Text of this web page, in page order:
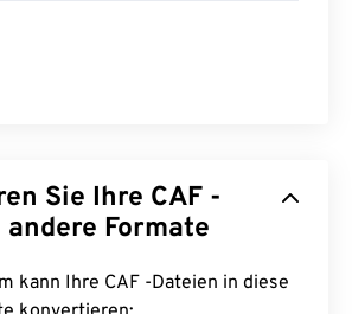
Ihre CAF -
Formate
-Dateien in diese